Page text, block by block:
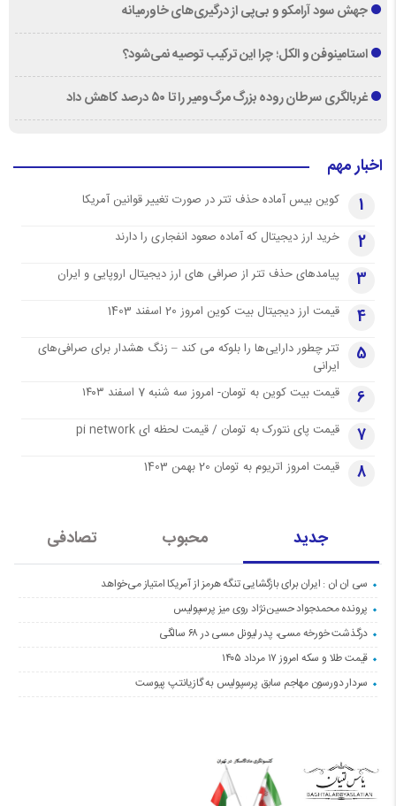
جهش سود آرامکو و بی‌پی از درگیری‌های خاورمیانه
استامینوفن و الکل؛ چرا این ترکیب توصیه نمی‌شود؟
غربالگری سرطان روده بزرگ مرگ‌ومیر را تا ۵۰ درصد کاهش داد
اخبار مهم
1 کوین بیس آماده حذف تتر در صورت تغییر قوانین آمریکا
2 خرید ارز دیجیتال که آماده صعود انفجاری را دارند
3 پیامدهای حذف تتر از صرافی های ارز دیجیتال اروپایی و ایران
4 قیمت ارز دیجیتال بیت کوین امروز 20 اسفند 1403
5
تتر چطور دارایی‌ها را بلوکه می کند – زنگ هشدار برای صرافی‌های
ایرانی
6 قیمت بیت کوین به تومان- امروز سه شنبه 7 اسفند ۱۴۰۳
7 قیمت پای نتورک به تومان / قیمت لحظه ای pi network
8 قیمت امروز اتریوم به تومان 20 بهمن 1403
جدید محبوب تصادفی
سی ان ان : ایران برای بازگشایی تنگه هرمز از آمریکا امتیاز می‌خواهد
پرونده محمدجواد حسین‌نژاد روی میز پرسپولیس
درگذشت خورخه مسی، پدر لیونل مسی در ۶۸ سالگی
قیمت طلا و سکه امروز ۱۷ مرداد ۱۴۰۵
سردار دورسون مهاجم سابق پرسپولیس به گازیانتپ پیوست